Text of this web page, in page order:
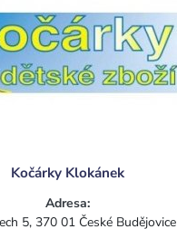
Kočárky Klokánek
Adresa:
5, 370 01 České Budějovice